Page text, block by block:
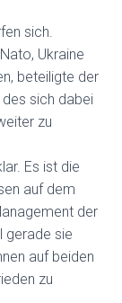
sich.
Ukraine
beteiligte der
sich dabei
zu
Es ist die
auf dem
der
gerade sie
auf beiden
zu